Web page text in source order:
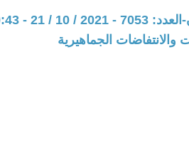
/ 10 / 21 - 10:43
والانتفاضات الجماهيرية